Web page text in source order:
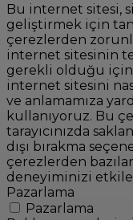
Bu internet sitesi,
geliştirmek için
çerezlerden
internet sitesinin
gerekli olduğu için
internet sitesini
ve anlamamıza
kullanıyoruz. Bu
tarayıcınızda
dışı bırakma
çerezlerden
deneyiminizi
Pazarlama
Pazarlama